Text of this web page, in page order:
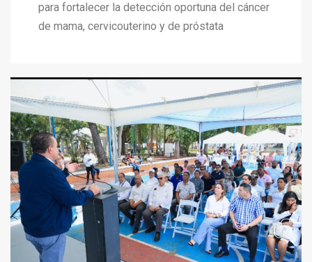
para fortalecer la detección oportuna del cáncer
de mama, cervicouterino y de próstata